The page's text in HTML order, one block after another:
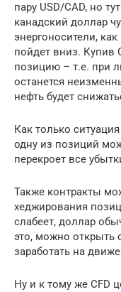
пару USD/CAD, но
канадский доллар
энергоносители,
пойдет вниз. Купив
позицию – т.е. при
останется
нефть будет
Как только
одну из позиций
перекроет все
Также контракты
хеджирования
слабеет, доллар
это, можно открыть
заработать на
Ну и к тому же CFD